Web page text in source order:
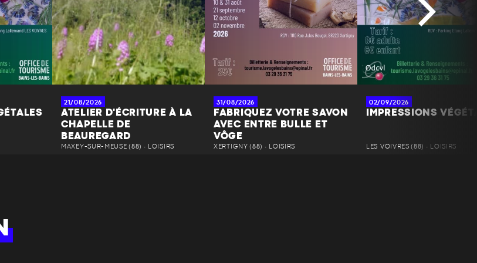
21/08/2026
ATELIER D'ÉCRITURE À LA
CHAPELLE DE
BEAUREGARD
MAXEY-SUR-MEUSE (88) • LOISIRS
31/08/2026
FABRIQUEZ VOTRE SAVON
AVEC ENTRE BULLE ET
VÔGE
XERTIGNY (88) • LOISIRS
02/09/2026
IMPRESSIONS
LES VOIVRES (88) • LOISIRS